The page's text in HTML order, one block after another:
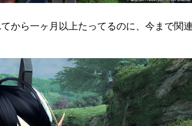
ら一ヶ月以上たってるのに、今まで関